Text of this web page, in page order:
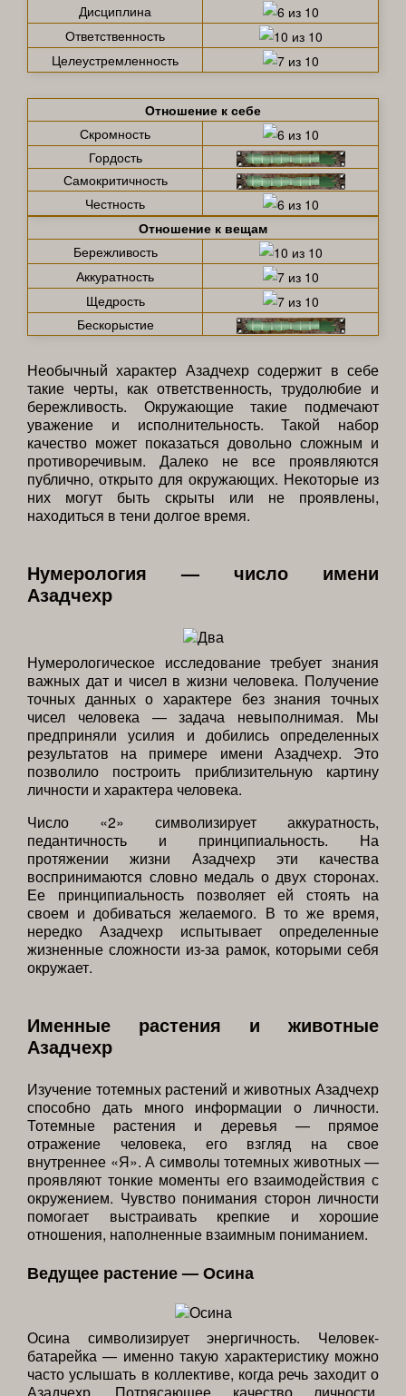
Дисциплина
Ответственность
Целеустремленность
Отношение к себе
Скромность
Гордость
Самокритичность
Честность
Отношение к вещам
Бережливость
Аккуратность
Щедрость
Бескорыстие
Необычный характер Азадчехр содержит в себе
такие черты, как ответственность, трудолюбие и
бережливость. Окружающие такие подмечают
уважение и исполнительность. Такой набор
качество может показаться довольно сложным и
противоречивым. Далеко не все проявляются
публично, открыто для окружающих. Некоторые из
них могут быть скрыты или не проявлены,
находиться в тени долгое время.
Нумерология — число имени
Азадчехр
Нумерологическое исследование требует знания
важных дат и чисел в жизни человека. Получение
точных данных о характере без знания точных
чисел человека — задача невыполнимая. Мы
предприняли усилия и добились определенных
результатов на примере имени Азадчехр. Это
позволило построить приблизительную картину
личности и характера человека.
Число «2» символизирует аккуратность,
педантичность и принципиальность. На
протяжении жизни Азадчехр эти качества
воспринимаются словно медаль о двух сторонах.
Ее принципиальность позволяет ей стоять на
своем и добиваться желаемого. В то же время,
нередко Азадчехр испытывает определенные
жизненные сложности из-за рамок, которыми себя
окружает.
Именные растения и животные
Азадчехр
Изучение тотемных растений и животных Азадчехр
способно дать много информации о личности.
Тотемные растения и деревья — прямое
отражение человека, его взгляд на свое
внутреннее «Я». А символы тотемных животных —
проявляют тонкие моменты его взаимодействия с
окружением. Чувство понимания сторон личности
помогает выстраивать крепкие и хорошие
отношения, наполненные взаимным пониманием.
Ведущее растение — Осина
Осина символизирует энергичность. Человек-
батарейка — именно такую характеристику можно
часто услышать в коллективе, когда речь заходит о
Азадчехр. Потрясающее качество личности,